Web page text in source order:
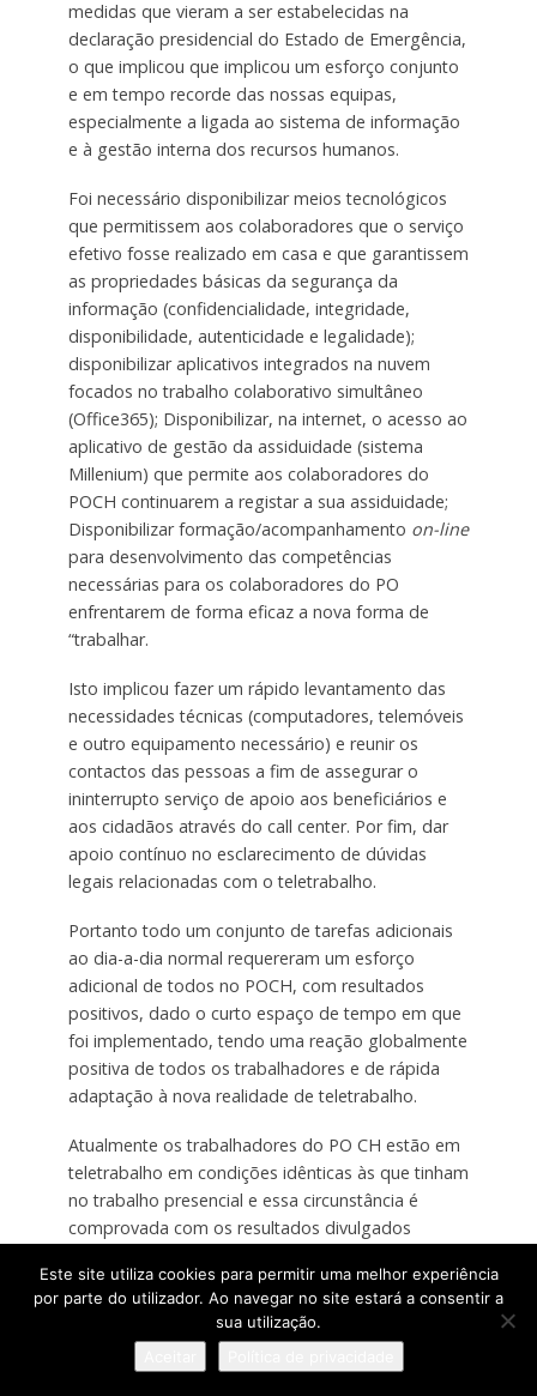
medidas que vieram a ser estabelecidas na
declaração presidencial do Estado de Emergência,
o que implicou que implicou um esforço conjunto
e em tempo recorde das nossas equipas,
especialmente a ligada ao sistema de informação
e à gestão interna dos recursos humanos.
Foi necessário disponibilizar meios tecnológicos
que permitissem aos colaboradores que o serviço
efetivo fosse realizado em casa e que garantissem
as propriedades básicas da segurança da
informação (confidencialidade, integridade,
disponibilidade, autenticidade e legalidade);
disponibilizar aplicativos integrados na nuvem
focados no trabalho colaborativo simultâneo
(Office365); Disponibilizar, na internet, o acesso ao
aplicativo de gestão da assiduidade (sistema
Millenium) que permite aos colaboradores do
POCH continuarem a registar a sua assiduidade;
Disponibilizar formação/acompanhamento on-line
para desenvolvimento das competências
necessárias para os colaboradores do PO
enfrentarem de forma eficaz a nova forma de
“trabalhar.
Isto implicou fazer um rápido levantamento das
necessidades técnicas (computadores, telemóveis
e outro equipamento necessário) e reunir os
contactos das pessoas a fim de assegurar o
ininterrupto serviço de apoio aos beneficiários e
aos cidadãos através do call center. Por fim, dar
apoio contínuo no esclarecimento de dúvidas
legais relacionadas com o teletrabalho.
Portanto todo um conjunto de tarefas adicionais
ao dia-a-dia normal requereram um esforço
adicional de todos no POCH, com resultados
positivos, dado o curto espaço de tempo em que
foi implementado, tendo uma reação globalmente
positiva de todos os trabalhadores e de rápida
adaptação à nova realidade de teletrabalho.
Atualmente os trabalhadores do PO CH estão em
teletrabalho em condições idênticas às que tinham
no trabalho presencial e essa circunstância é
comprovada com os resultados divulgados
Relativamente às práticas de ensino à distância, as
escolas adotaram as suas próprias metodologias,
Este site utiliza cookies para permitir uma melhor experiência
por parte do utilizador. Ao navegar no site estará a consentir a
sua utilização.